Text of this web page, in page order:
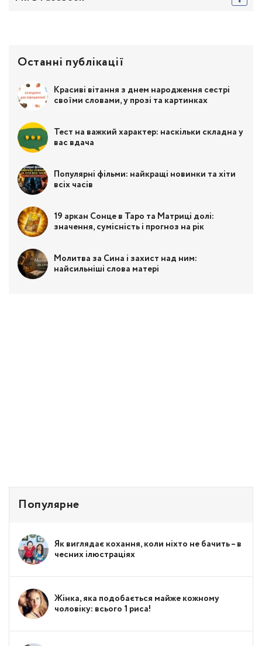
Останні публікації
Красиві вітання з днем народження сестрі
своїми словами, у прозі та картинках
Тест на важкий характер: наскільки складна у
вас вдача
Популярні фільми: найкращі новинки та хіти
всіх часів
19 аркан Сонце в Таро та Матриці долі:
значення, сумісність і прогноз на рік
Молитва за Сина і захист над ним:
найсильніші слова матері
Популярне
Як виглядає кохання, коли ніхто не бачить – в
чесних ілюстраціях
Жінка, яка подобається майже кожному
чоловіку: всього 1 риса!